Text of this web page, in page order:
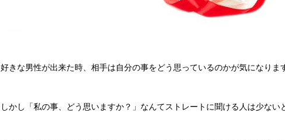
好きな男性が出来た時、相手は自分の事をどう思っているのかが気になりま
しかし「私の事、どう思いますか？」なんてストレートに聞ける人は少ない